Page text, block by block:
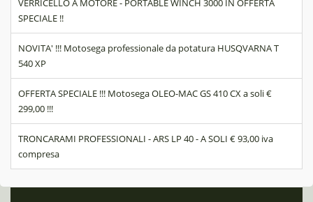
SPECIALE !!
NOVITA' !!! Motosega professionale da potatura HUSQVARNA T
540 XP
OFFERTA SPECIALE !!! Motosega OLEO-MAC GS 410 CX a soli €
299,00 !!!
TRONCARAMI PROFESSIONALI - ARS LP 40 - A SOLI € 93,00 iva
compresa